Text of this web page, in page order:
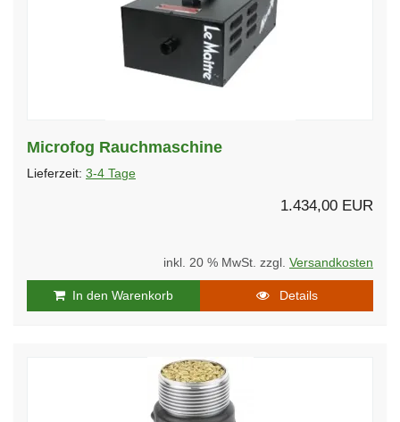
Microfog Rauchmaschine
Lieferzeit: 3-4 Tage
1.434,00 EUR
inkl. 20 % MwSt. zzgl. Versandkosten
In den Warenkorb Details